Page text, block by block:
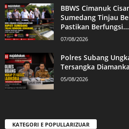
BBWS Cimanuk
Sumedang Tinjau
Pastikan Berfungsi...
07/08/2026
Polres Subang
Tersangka
05/08/2026
KATEGORI E POPULLARIZUAR